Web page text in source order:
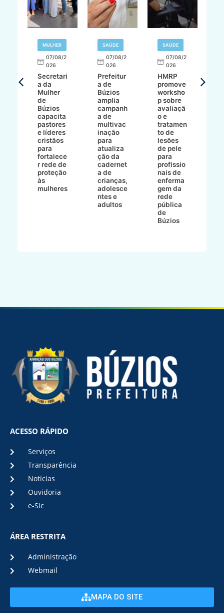
MULHER
07/08/2
026
Secretari
a da
Mulher
de
Búzios
capacita
pastores
e líderes
cristãos
para
fortalece
r rede de
proteção
às
mulheres
SAÚDE
07/08/2
026
Prefeitur
a de
Búzios
amplia
campanh
a de
multivac
inação
para
atualiza
ção da
cadernet
a de
crianças,
adolesce
ntes e
adultos
SAÚDE
07/08/2
026
HMRP
promove
worksho
p sobre
avaliaçã
o e
tratamen
to de
lesões
de pele
para
profissio
nais de
enferma
gem da
rede
pública
de
Búzios
ACESSO RÁPIDO
Serviços
Transparência
Notícias
Ouvidoria
e-Sic
ÁREA RESTRITA
Administração
Webmail
MAPA DO SITE